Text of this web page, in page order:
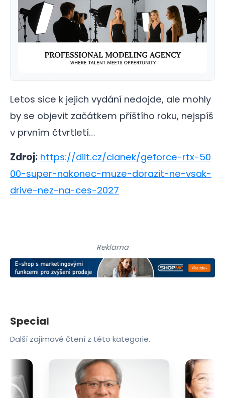
Letos sice k jejich vydání nedojde, ale mohly
by se objevit začátkem příštího roku, nejspíš
v prvním čtvrtletí…
Zdroj: https://diit.cz/clanek/geforce-rtx-50
00-super-nakonec-muze-dorazit-ne-vsak-
drive-nez-na-ces-2027
Reklama
Special
Další zajímavé čtení z této kategorie.